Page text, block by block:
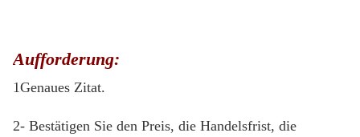
Aufforderung:
1Genaues Zitat.
2- Bestätigen Sie den Preis, die Handelsfrist, die